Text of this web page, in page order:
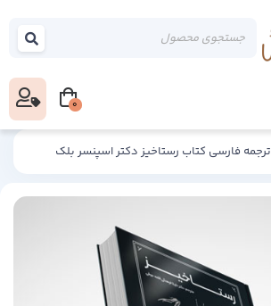
ترجمه فارسی کتاب رستاخیز دکتر اسپنسر بلک
0